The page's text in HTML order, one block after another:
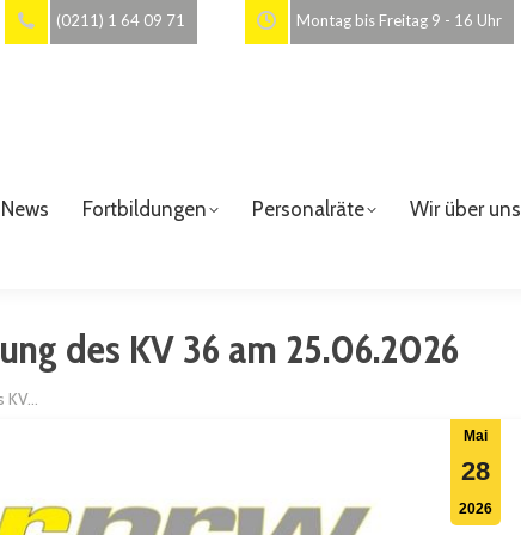
(0211) 1 64 09 71 Montag bis Freitag 9 - 16 Uhr
News Fortbildungen Personalräte Wir über uns
des KV 36 am 25.06.2026
KV…
Mai
28
2026